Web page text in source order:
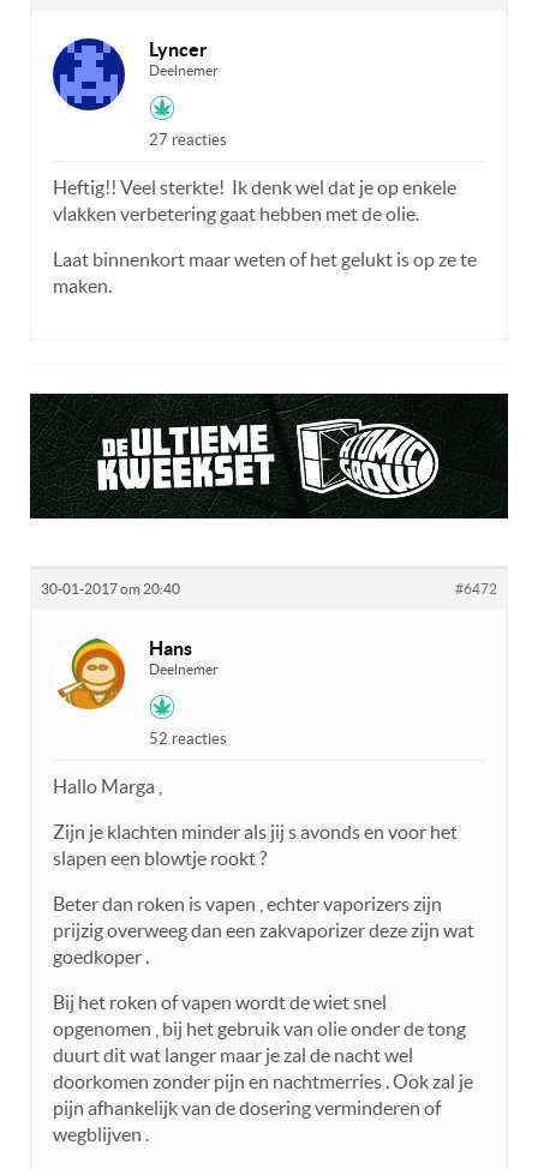
Lyncer
Deelnemer
27 reacties
Heftig!! Veel sterkte! Ik denk wel dat je op enkele
vlakken verbetering gaat hebben met de olie.
Laat binnenkort maar weten of het gelukt is op ze te
maken.
30-01-2017 om 20:40 #6472
Hans
Deelnemer
52 reacties
Hallo Marga ,
Zijn je klachten minder als jij s avonds en voor het
slapen een blowtje rookt ?
Beter dan roken is vapen , echter vaporizers zijn
prijzig overweeg dan een zakvaporizer deze zijn wat
goedkoper .
Bij het roken of vapen wordt de wiet snel
opgenomen , bij het gebruik van olie onder de tong
duurt dit wat langer maar je zal de nacht wel
doorkomen zonder pijn en nachtmerries . Ook zal je
pijn afhankelijk van de dosering verminderen of
wegblijven .